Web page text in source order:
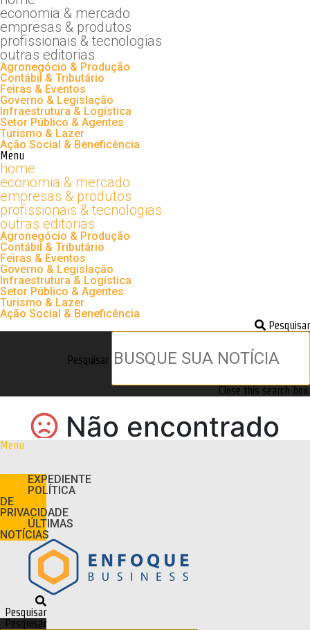
economia & mercado
empresas & produtos
profissionais & tecnologias
outras editorias
Agronegócio & Produção
Contábil & Tributário
Feiras & Eventos
Governo & Legislação
Infraestrutura & Logística
Setor Público & Agentes
Turismo & Lazer
Ação Social & Beneficência
Menu
home
economia & mercado
empresas & produtos
profissionais & tecnologias
outras editorias
Agronegócio & Produção
Contábil & Tributário
Feiras & Eventos
Governo & Legislação
Infraestrutura & Logística
Setor Público & Agentes
Turismo & Lazer
Ação Social & Beneficência
Pesquisar
Pesquisar
Close this search box.
Menu
EXPEDIENTE
POLÍTICA
DE
PRIVACIDADE
ÚLTIMAS
NOTÍCIAS
Pesquisar
Pesquisar